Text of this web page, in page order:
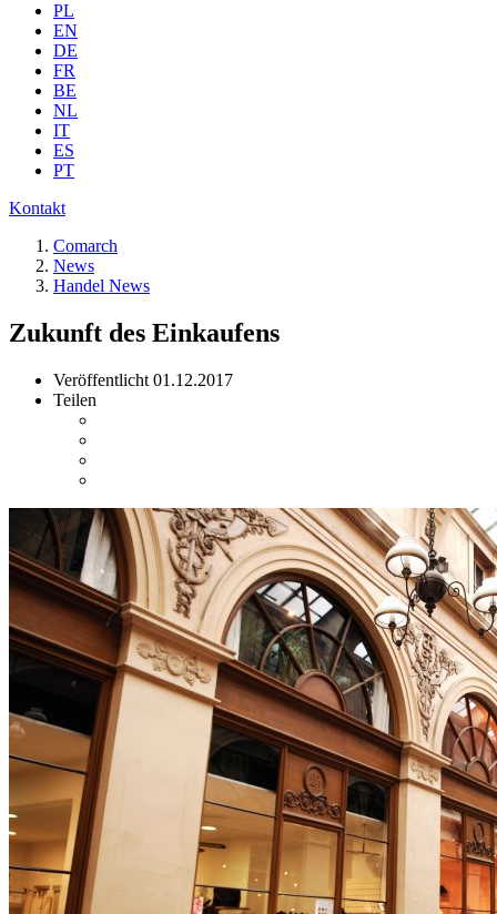
PL
EN
DE
FR
BE
NL
IT
ES
PT
Kontakt
Comarch
News
Handel News
Zukunft des Einkaufens
Veröffentlicht 01.12.2017
Teilen